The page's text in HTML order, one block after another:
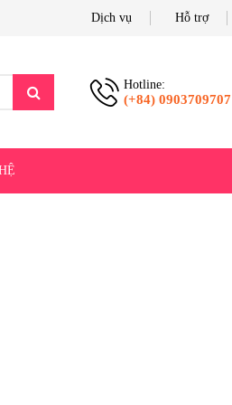
Dịch vụ Hỗ trợ
Hotline:
(+84) 0903709707